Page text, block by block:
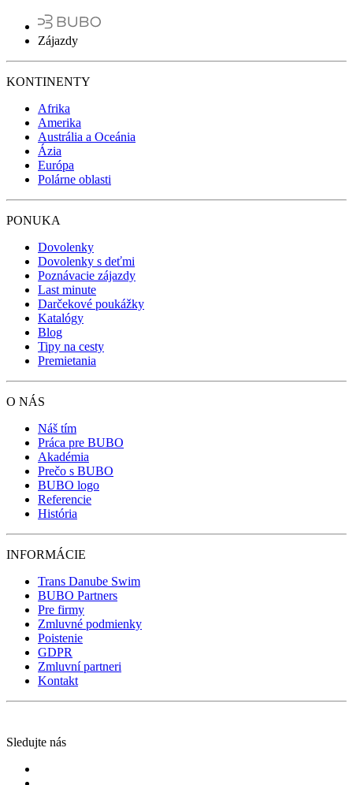
Zájazdy
KONTINENTY
Afrika
Amerika
Austrália a Oceánia
Ázia
Európa
Polárne oblasti
PONUKA
Dovolenky
Dovolenky s deťmi
Poznávacie zájazdy
Last minute
Darčekové poukážky
Katalógy
Blog
Tipy na cesty
Premietania
O NÁS
Náš tím
Práca pre BUBO
Akadémia
Prečo s BUBO
BUBO logo
Referencie
História
INFORMÁCIE
Trans Danube Swim
BUBO Partners
Pre firmy
Zmluvné podmienky
Poistenie
GDPR
Zmluvní partneri
Kontakt
Sledujte nás